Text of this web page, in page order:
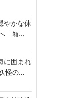
やかな休
へ 箱…
に囲まれ
怪の…